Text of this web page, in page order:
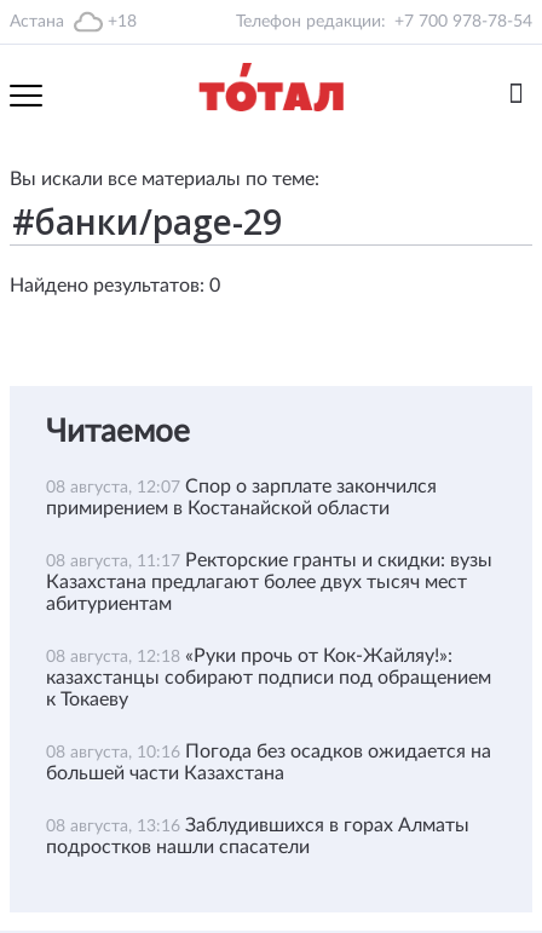
Астана +18 Телефон редакции: +7 700 978-78-54
Вы искали все материалы по теме:
Найдено результатов: 0
Читаемое
08 августа, 12:07 Спор о зарплате закончился
примирением в Костанайской области
08 августа, 11:17 Ректорские гранты и скидки: вузы
Казахстана предлагают более двух тысяч мест
абитуриентам
08 августа, 12:18 «Руки прочь от Кок-Жайляу!»:
казахстанцы собирают подписи под обращением
к Токаеву
08 августа, 10:16 Погода без осадков ожидается на
большей части Казахстана
08 августа, 13:16 Заблудившихся в горах Алматы
подростков нашли спасатели